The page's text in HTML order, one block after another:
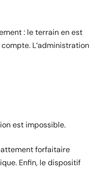
: le terrain en est
L’administration
est impossible.
forfaitaire
Enfin, le dispositif